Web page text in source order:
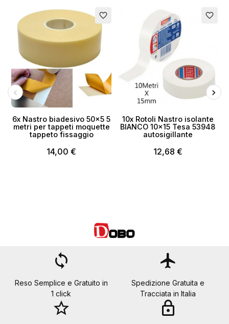
favorite_border
6x Nastro biadesivo 50x5 5
metri per tappeti moquette
tappeto fissaggio
14,00 €
favorite_border
10x Rotoli Nastro isolante
BIANCO 10x15 Tesa 53948
autosigillante
12,68 €
loop
Reso Semplice e Gratuito in
1 click
flight
Spedizione Gratuita e
Tracciata in Italia
star_border lock